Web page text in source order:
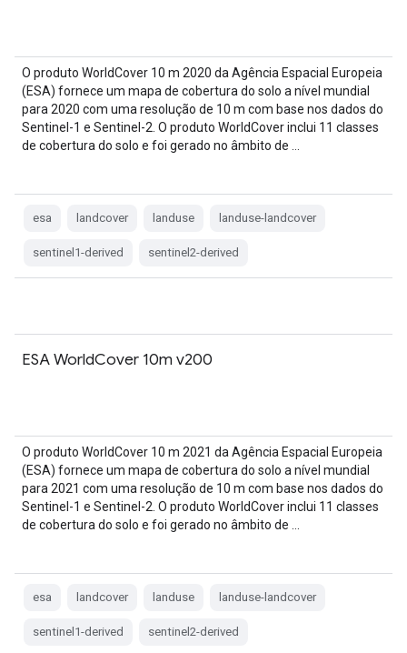
O produto WorldCover 10 m 2020 da Agência Espacial Europeia
(ESA) fornece um mapa de cobertura do solo a nível mundial
para 2020 com uma resolução de 10 m com base nos dados do
Sentinel-1 e Sentinel-2. O produto WorldCover inclui 11 classes
de cobertura do solo e foi gerado no âmbito de …
esa landcover landuse landuse-landcover
sentinel1-derived sentinel2-derived
ESA WorldCover 10m v200
O produto WorldCover 10 m 2021 da Agência Espacial Europeia
(ESA) fornece um mapa de cobertura do solo a nível mundial
para 2021 com uma resolução de 10 m com base nos dados do
Sentinel-1 e Sentinel-2. O produto WorldCover inclui 11 classes
de cobertura do solo e foi gerado no âmbito de …
esa landcover landuse landuse-landcover
sentinel1-derived sentinel2-derived